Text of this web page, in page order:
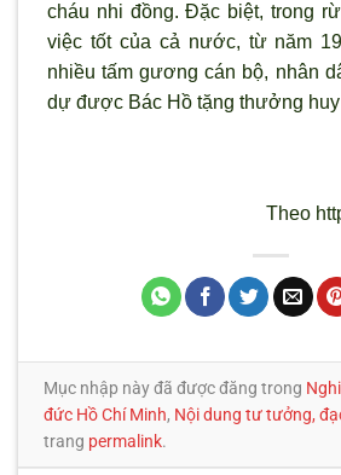
cháu nhi đồng. Đặc biệt, trong
việc tốt của cả nước, từ năm
nhiều tấm gương cán bộ, nhân
dự được Bác Hồ tặng thưởng
Theo
Mục nhập này đã được đăng trong
đức Hồ Chí Minh, Nội dung tư tưởng,
trang permalink.